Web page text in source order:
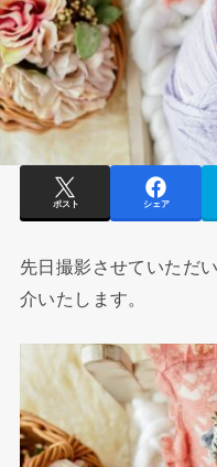
ポスト シェア
先日撮影させていただ
介いたします。